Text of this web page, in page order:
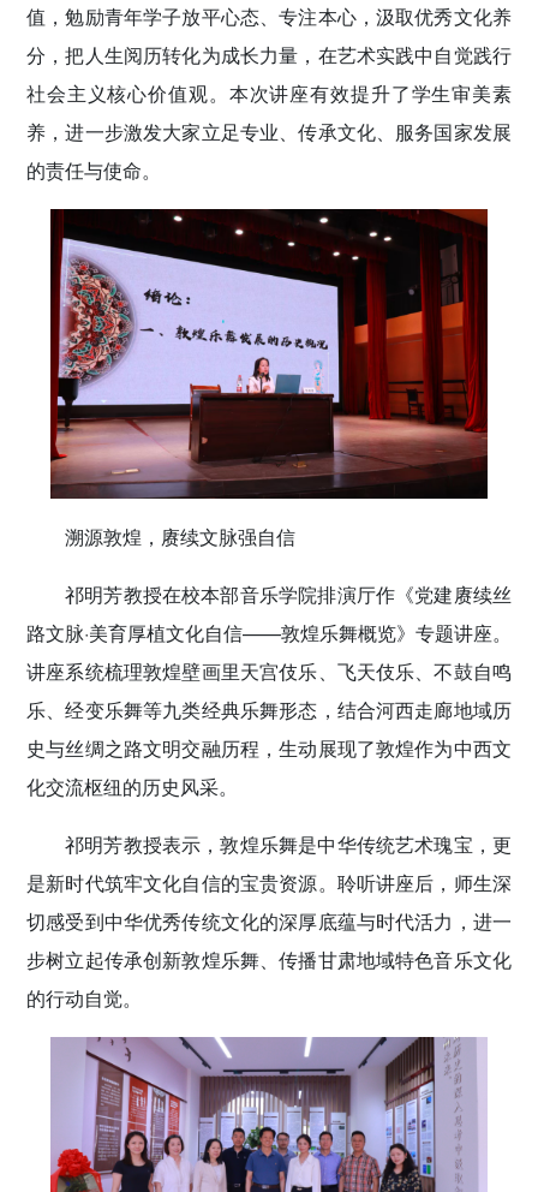
值，勉励青年学子放平心态、专注本心，汲取优秀文化养
分，把人生阅历转化为成长力量，在艺术实践中自觉践行
社会主义核心价值观。本次讲座有效提升了学生审美素
养，进一步激发大家立足专业、传承文化、服务国家发展
的责任与使命。
溯源敦煌，赓续文脉强自信
祁明芳教授在校本部音乐学院排演厅作《党建赓续丝
路文脉·美育厚植文化自信——敦煌乐舞概览》专题讲座。
讲座系统梳理敦煌壁画里天宫伎乐、飞天伎乐、不鼓自鸣
乐、经变乐舞等九类经典乐舞形态，结合河西走廊地域历
史与丝绸之路文明交融历程，生动展现了敦煌作为中西文
化交流枢纽的历史风采。
祁明芳教授表示，敦煌乐舞是中华传统艺术瑰宝，更
是新时代筑牢文化自信的宝贵资源。聆听讲座后，师生深
切感受到中华优秀传统文化的深厚底蕴与时代活力，进一
步树立起传承创新敦煌乐舞、传播甘肃地域特色音乐文化
的行动自觉。